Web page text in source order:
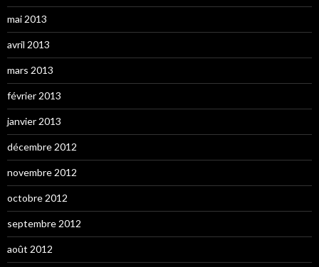
mai 2013
avril 2013
mars 2013
février 2013
janvier 2013
décembre 2012
novembre 2012
octobre 2012
septembre 2012
août 2012